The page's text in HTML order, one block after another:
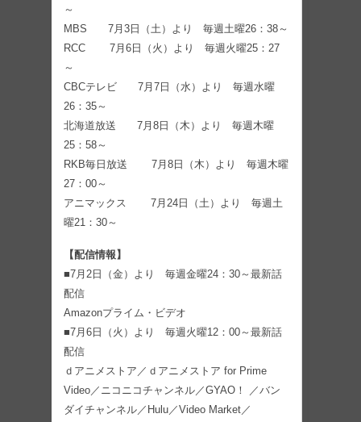
～
MBS 7月3日（土）より 毎週土曜26：38～
RCC 7月6日（火）より 毎週火曜25：27
～
CBCテレビ 7月7日（水）より 毎週水曜
26：35～
北海道放送 7月8日（木）より 毎週木曜
25：58～
RKB毎日放送 7月8日（木）より 毎週木曜
27：00～
アニマックス 7月24日（土）より 毎週土
曜21：30～
【配信情報】
■7月2日（金）より 毎週金曜24：30～最新話
配信
Amazonプライム・ビデオ
■7月6日（火）より 毎週火曜12：00～最新話
配信
ｄアニメストア／ｄアニメストア for Prime
Video／ニコニコチャンネル／GYAO！ ／バン
ダイチャンネル／Hulu／Video Market／